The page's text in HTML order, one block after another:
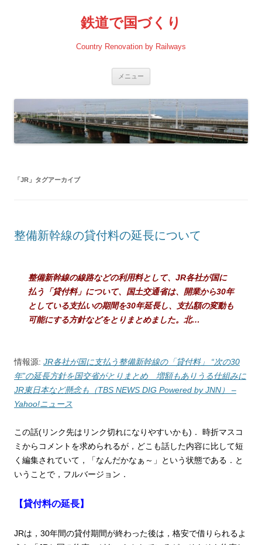
鉄道で国づくり
Country Renovation by Railways
メニュー
「JR 」タグアーカイブ
整備新幹線の貸付料の延長について
整備新幹線の線路などの利用料として、JR各社が国に
払う「貸付料」について、国土交通省は、開業から30年
としている支払いの期間を30年延長し、支払額の変動も
可能にする方針などをとりまとめました。北…
情報源: JR各社が国に支払う整備新幹線の「貸付料」 “次の30
年”の延長方針を国交省がとりまとめ 増額もありうる仕組みに
JR東日本など懸念も（TBS NEWS DIG Powered by JNN） –
Yahoo!ニュース
この話(リンク先はリンク切れになりやすいかも)．
時折マスコ
ミからコメントを求められるが，どこも話した内容に比して短
く編集されていて，「なんだかなぁ～」という状態である．と
いうことで，フルバージョン．
【貸付料の延長】
JRは，30年間の貸付期間が終わった後は，格安で借りられるよ